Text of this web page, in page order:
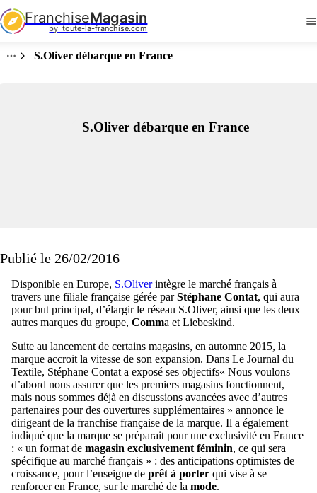
FranchiseMagasin
by  toute-la-franchise.com
S.Oliver débarque en France
S.Oliver débarque en France
Publié le 26/02/2016
Disponible en Europe, S.Oliverintègre le marché français à
travers une filiale française gérée parStéphane Contat, qui aura
pour but principal, d’élargir le réseau S.Oliver, ainsi que les deux
autres marques du groupe, Comma et Liebeskind.
Suite au lancement de certains magasins, en automne 2015, la
marque accroit la vitesse de son expansion. Dans Le Journal du
Textile, Stéphane Contat a exposé ses objectifs« Nous voulons
d’abord nous assurer que les premiers magasins fonctionnent,
mais nous sommes déjà en discussions avancées avec d’autres
partenaires pour des ouvertures supplémentaires » annonce le
dirigeant de la franchise française de la marque. Il a également
indiqué que la marque se préparait pour une exclusivité en France
: « un format de magasin exclusivement féminin, ce qui sera
spécifique au marché français » : des anticipations optimistes de
croissance, pour l’enseigne de prêt à porter qui vise à se
renforcer en France, sur le marché de la mode.